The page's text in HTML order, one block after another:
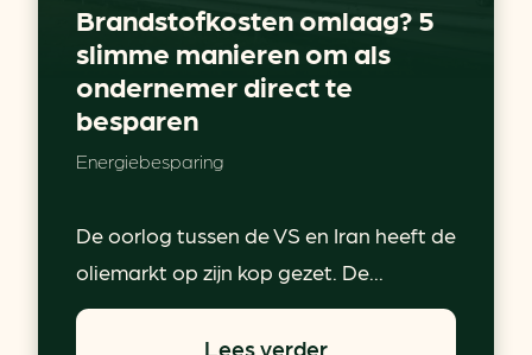
Brandstofkosten omlaag? 5
slimme manieren om als
ondernemer direct te
besparen
Energiebesparing
De oorlog tussen de VS en Iran heeft de
oliemarkt op zijn kop gezet. De...
Lees verder